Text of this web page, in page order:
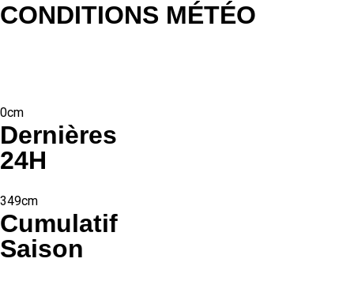
CONDITIONS MÉTÉO
0cm
Dernières
24H
349cm
Cumulatif
Saison